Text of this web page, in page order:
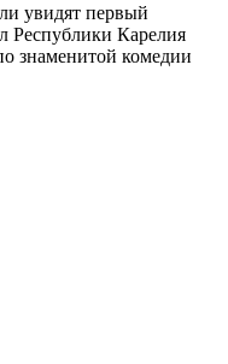
увидят первый
Республики Карелия
знаменитой комедии